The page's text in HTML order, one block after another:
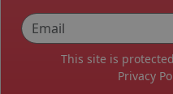
This site is
Privacy